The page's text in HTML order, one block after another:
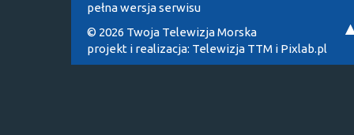
pełna wersja serwisu
© 2026 Twoja Telewizja Morska
projekt i realizacja: Telewizja TTM i Pixlab.pl